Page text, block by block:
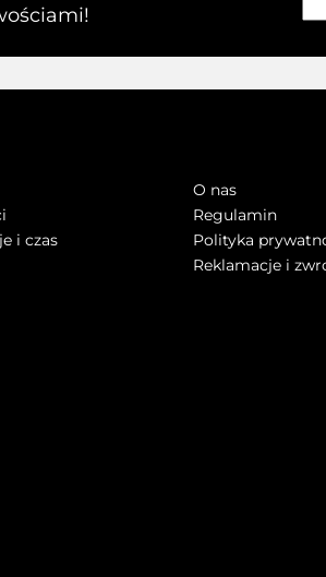
i czas
O nas
Regulamin
Polityka
Reklamacje i